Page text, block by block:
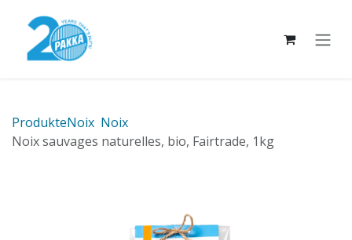
ProdukteNoix Noix
Noix sauvages naturelles, bio, Fairtrade, 1kg